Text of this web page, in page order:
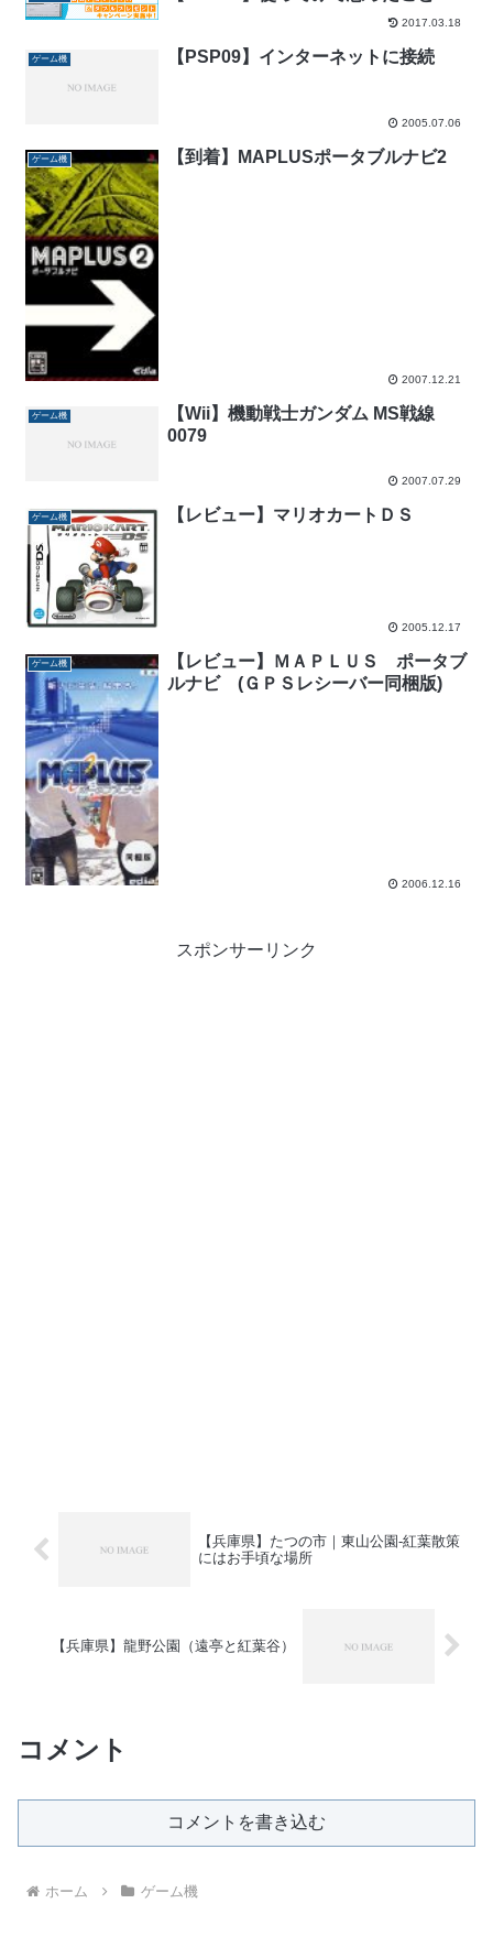
2017.03.18
ゲーム機 【PSP09】インターネットに接続
2005.07.06
ゲーム機 【到着】MAPLUSポータブルナビ2
2007.12.21
ゲーム機
【Wii】機動戦士ガンダム MS戦線
0079
2007.07.29
ゲーム機 【レビュー】マリオカートＤＳ
2005.12.17
ゲーム機
【レビュー】ＭＡＰＬＵＳ ポータブ
ルナビ (ＧＰＳレシーバー同梱版)
2006.12.16
スポンサーリンク
【兵庫県】たつの市｜東山公園-紅葉散策
にはお手頃な場所
【兵庫県】龍野公園（遠亭と紅葉谷）
コメント
コメントを書き込む
ホーム ゲーム機